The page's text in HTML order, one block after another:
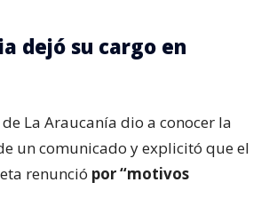
dejó su cargo en
La Araucanía dio a conocer la
un comunicado y explicitó que el
renunció por “motivos